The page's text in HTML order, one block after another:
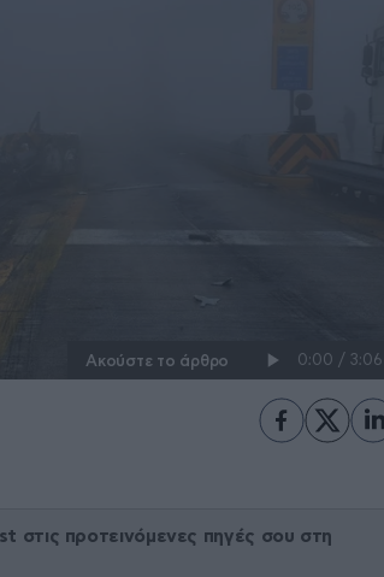
Ακούστε το άρθρο
στις προτεινόμενες πηγές σου στη